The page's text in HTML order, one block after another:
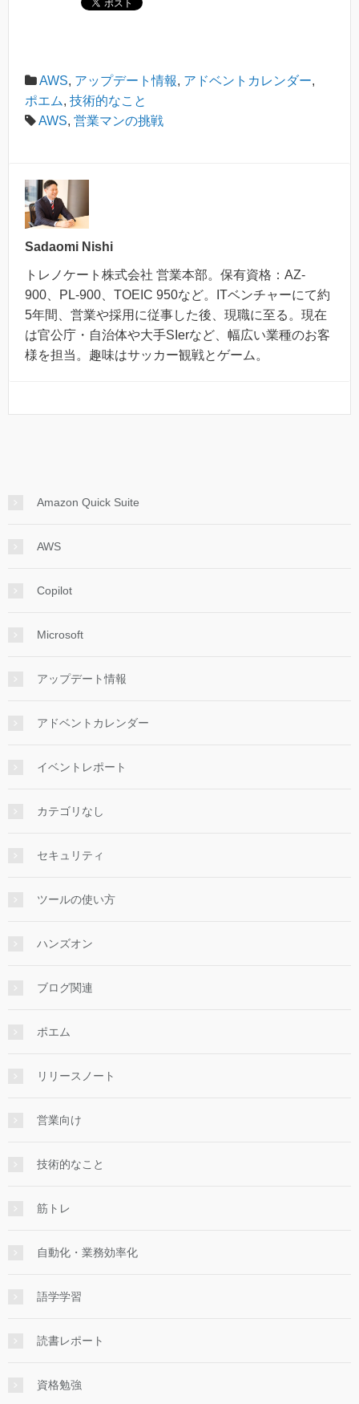
AWS, アップデート情報, アドベントカレンダー,
ポエム, 技術的なこと
AWS, 営業マンの挑戦
Sadaomi Nishi
トレノケート株式会社 営業本部。保有資格：AZ-
900、PL-900、TOEIC 950など。ITベンチャーにて約
5年間、営業や採用に従事した後、現職に至る。現在
は官公庁・自治体や大手SIerなど、幅広い業種のお客
様を担当。趣味はサッカー観戦とゲーム。
Amazon Quick Suite
AWS
Copilot
Microsoft
アップデート情報
アドベントカレンダー
イベントレポート
カテゴリなし
セキュリティ
ツールの使い方
ハンズオン
ブログ関連
ポエム
リリースノート
営業向け
技術的なこと
筋トレ
自動化・業務効率化
語学学習
読書レポート
資格勉強